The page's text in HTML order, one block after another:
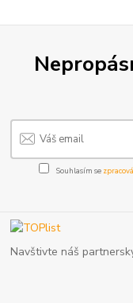
Souhlasím se
Navštivte náš